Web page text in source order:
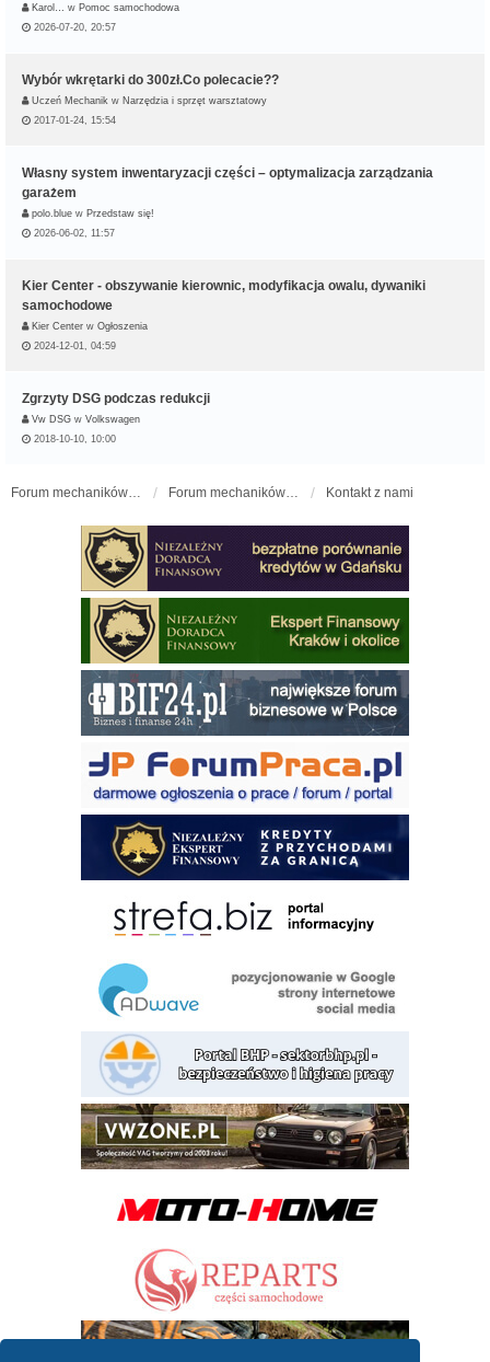
Karol… w Pomoc samochodowa
2026-07-20, 20:57
Wybór wkrętarki do 300zł.Co polecacie??
Uczeń Mechanik w Narzędzia i sprzęt warsztatowy
2017-01-24, 15:54
Własny system inwentaryzacji części – optymalizacja zarządzania
garażem
polo.blue w Przedstaw się!
2026-06-02, 11:57
Kier Center - obszywanie kierownic, modyfikacja owalu, dywaniki
samochodowe
Kier Center w Ogłoszenia
2024-12-01, 04:59
Zgrzyty DSG podczas redukcji
Vw DSG w Volkswagen
2018-10-10, 10:00
Forum mechaników samochodowych - forum-mechaniczne.pl Forum mechaników samochodowych Kontakt z nami